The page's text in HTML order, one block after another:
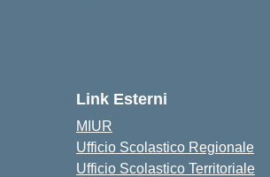
Link Esterni
MIUR
Ufficio Scolastico Regionale
Ufficio Scolastico Territoriale